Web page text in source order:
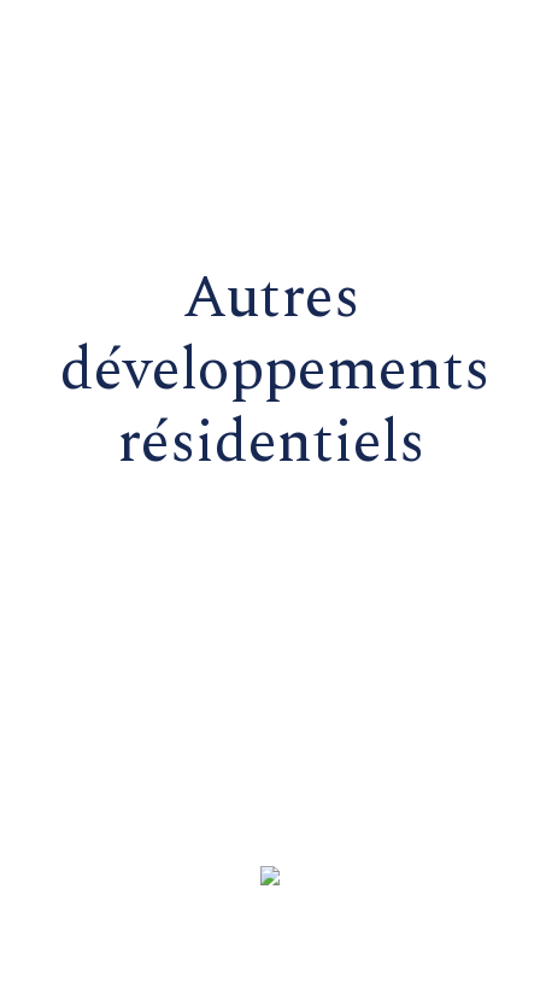
Autres
développements
résidentiels